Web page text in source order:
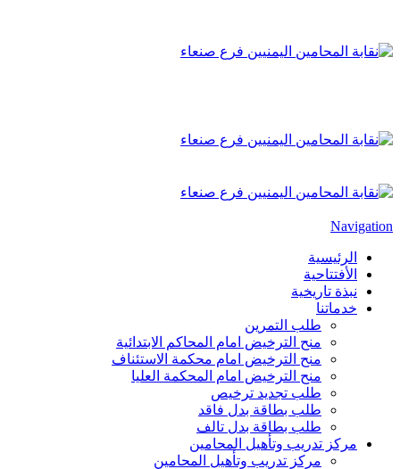
Navigation
الرئيسية
الأفتتاحية
نبذة تاريخية
خدماتنا
طلب التمرين
منح الترخيض امام المحاكم الابتدائية
منح الترخيض امام محكمة الاستئناف
منح الترخيض امام المحكمة العليا
طلب تجديد ترخيص
طلب بطاقة بدل فاقد
طلب بطاقة بدل تالف
مركز تدريب وتأهيل المحامين
مركز تدريب وتأهيل المحامين